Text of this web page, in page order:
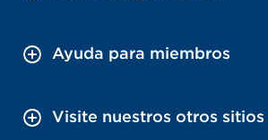
Ayuda para miembros
Visite nuestros otros sitios